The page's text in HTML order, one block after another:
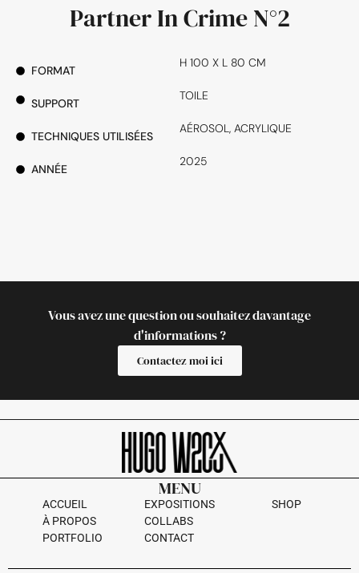
Partner In Crime N°2
FORMAT
H 100 X L 80 CM
SUPPORT
TOILE
TECHNIQUES UTILISÉES
AÉROSOL, ACRYLIQUE
ANNÉE
2025
Vous avez une question ou souhaitez davantage
d'informations ?
Contactez moi ici
MENU
ACCUEIL
À PROPOS
PORTFOLIO
EXPOSITIONS
COLLABS
CONTACT
SHOP